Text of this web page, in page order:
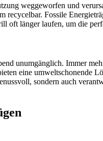
weggeworfen und
Fossile
länger laufen, um die
unumgänglich. Immer
eine umweltschonende
sondern auch